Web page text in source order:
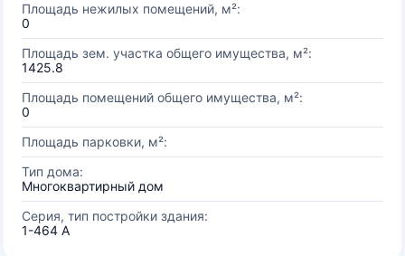
Площадь нежилых помещений, м²:
0
Площадь зем. участка общего имущества, м²:
1425.8
Площадь помещений общего имущества, м²:
0
Площадь парковки, м²:
Тип дома:
Многоквартирный дом
Серия, тип постройки здания:
1-464 А